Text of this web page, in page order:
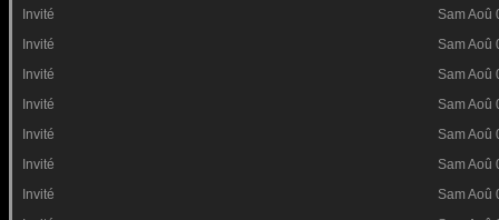
Invité
Sam Aoû
Invité
Sam Aoû
Invité
Sam Aoû
Invité
Sam Aoû
Invité
Sam Aoû
Invité
Sam Aoû
Invité
Sam Aoû